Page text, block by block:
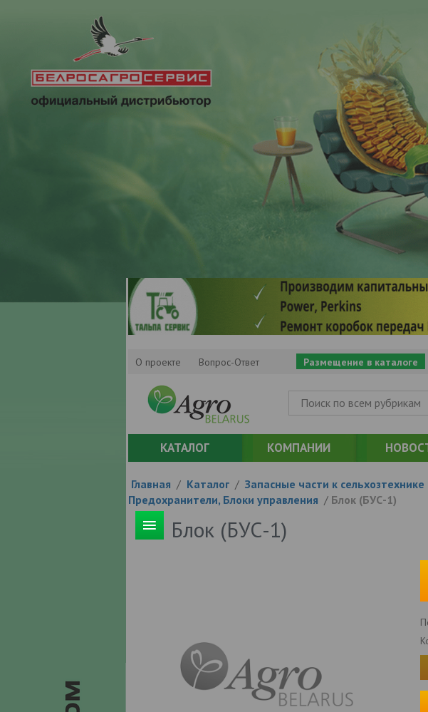
О проекте Вопрос-Ответ Размещение в каталоге
КАТАЛОГ КОМПАНИИ
Главная / Каталог / Запасные части к
Предохранители, Блоки управления / Блок (БУС-1)
Блок (БУС-1)